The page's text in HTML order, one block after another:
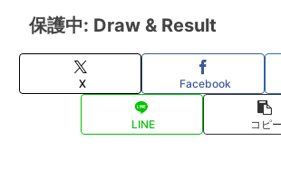
保護中: Draw & Result
X Facebook
LINE コピー